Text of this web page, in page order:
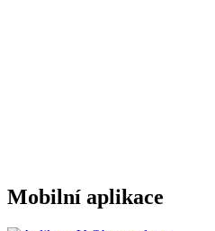
Mobilní aplikace